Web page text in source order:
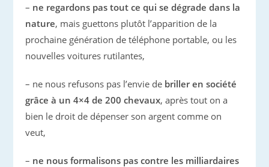
– ne regardons pas tout ce qui se dégrade dans la
nature, mais guettons plutôt l’apparition de la
prochaine génération de téléphone portable, ou les
nouvelles voitures rutilantes,
– ne nous refusons pas l’envie de briller en société
grâce à un 4×4 de 200 chevaux, après tout on a
bien le droit de dépenser son argent comme on
veut,
– ne nous formalisons pas contre les milliardaires